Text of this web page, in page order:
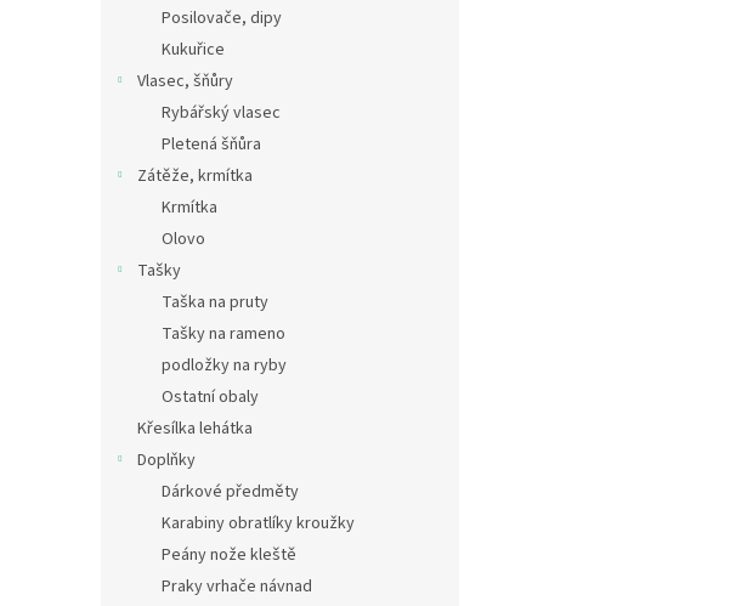
Posilovače, dipy
Kukuřice
Vlasec, šňůry
Rybářský vlasec
Pletená šňůra
Zátěže, krmítka
Krmítka
Olovo
Tašky
Taška na pruty
Tašky na rameno
podložky na ryby
Ostatní obaly
Křesílka lehátka
Doplňky
Dárkové předměty
Karabiny obratlíky kroužky
Peány nože kleště
Praky vrhače návnad